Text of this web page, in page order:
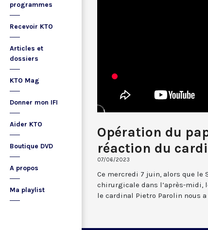
programmes
Recevoir KTO
Articles et
dossiers
KTO Mag
Donner mon IFI
Aider KTO
Boutique DVD
A propos
Ma playlist
Opération du
réaction du
07/06/2023
Ce mercredi 7 juin, alors que le
chirurgicale dans l’après-midi,
le cardinal Pietro Parolin nous